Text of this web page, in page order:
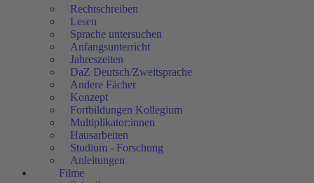
Rechtschreiben
Lesen
Sprache untersuchen
Anfangsunterricht
Jahreszeiten
DaZ Deutsch/Zweitsprache
Andere Fächer
Konzept
Fortbildungen Kollegium
Multiplikator:innen
Hausarbeiten
Studium - Forschung
Anleitungen
Filme